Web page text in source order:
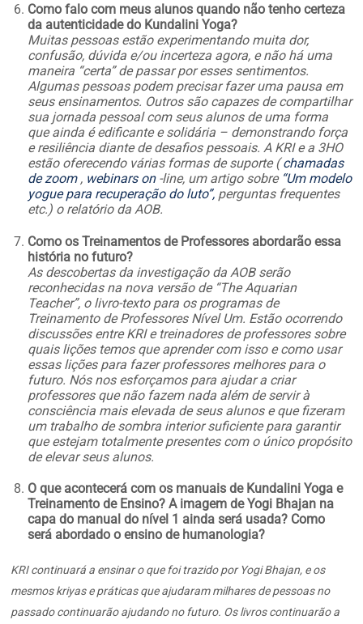
Como falo com meus alunos quando não tenho certeza
da autenticidade do Kundalini Yoga?
Muitas pessoas estão experimentando muita dor,
confusão, dúvida e/ou incerteza agora, e não há uma
maneira “certa” de passar por esses sentimentos.
Algumas pessoas podem precisar fazer uma pausa em
seus ensinamentos. Outros são capazes de compartilhar
sua jornada pessoal com seus alunos de uma forma
que ainda é edificante e solidária – demonstrando força
e resiliência diante de desafios pessoais. A KRI e a 3HO
estão oferecendo várias formas de suporte (chamadas
de zoom, webinars on-line, um artigo sobre “Um modelo
yogue para recuperação do luto”, perguntas frequentes
etc.) o relatório da AOB.
Como os Treinamentos de Professores abordarão essa
história no futuro?
As descobertas da investigação da AOB serão
reconhecidas na nova versão de “The Aquarian
Teacher”, o livro-texto para os programas de
Treinamento de Professores Nível Um. Estão ocorrendo
discussões entre KRI e treinadores de professores sobre
quais lições temos que aprender com isso e como usar
essas lições para fazer professores melhores para o
futuro. Nós nos esforçamos para ajudar a criar
professores que não fazem nada além de servir à
consciência mais elevada de seus alunos e que fizeram
um trabalho de sombra interior suficiente para garantir
que estejam totalmente presentes com o único propósito
de elevar seus alunos.
O que acontecerá com os manuais de Kundalini Yoga e
Treinamento de Ensino? A imagem de Yogi Bhajan na
capa do manual do nível 1 ainda será usada? Como
será abordado o ensino de humanologia?
KRI continuará a ensinar o que foi trazido por Yogi Bhajan, e os
mesmos kriyas e práticas que ajudaram milhares de pessoas no
passado continuarão ajudando no futuro. Os livros continuarão a